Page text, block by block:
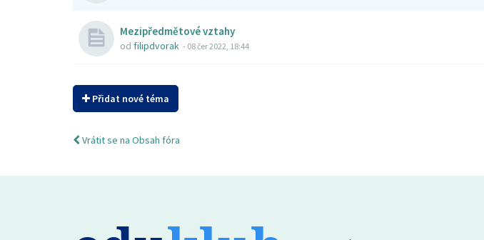
Mezipředmětové vztahy
od filipdvorak - 08 čer 2022, 18:44
Přidat nové téma
Vrátit se na Obsah fóra